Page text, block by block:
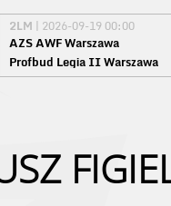
2LM | 2026-09-19 00:00
AZS AWF Warszawa
Profbud Legia II Warszawa